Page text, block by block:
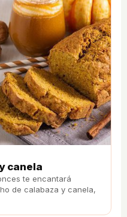
canela
te encantará
de calabaza y canela,